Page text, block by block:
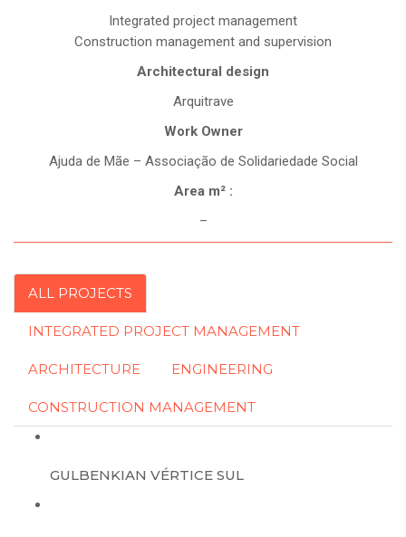
Integrated project management
Construction management and supervision
Architectural design
Arquitrave
Work Owner
Ajuda de Mãe – Associação de Solidariedade Social
Area m² :
–
ALL PROJECTS
INTEGRATED PROJECT MANAGEMENT
ARCHITECTURE ENGINEERING
CONSTRUCTION MANAGEMENT
GULBENKIAN VÉRTICE SUL